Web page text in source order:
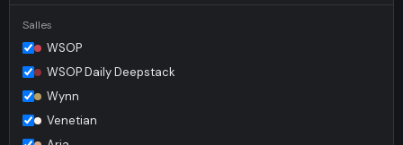
Salles
WSOP
WSOP Daily Deepstack
Wynn
Venetian